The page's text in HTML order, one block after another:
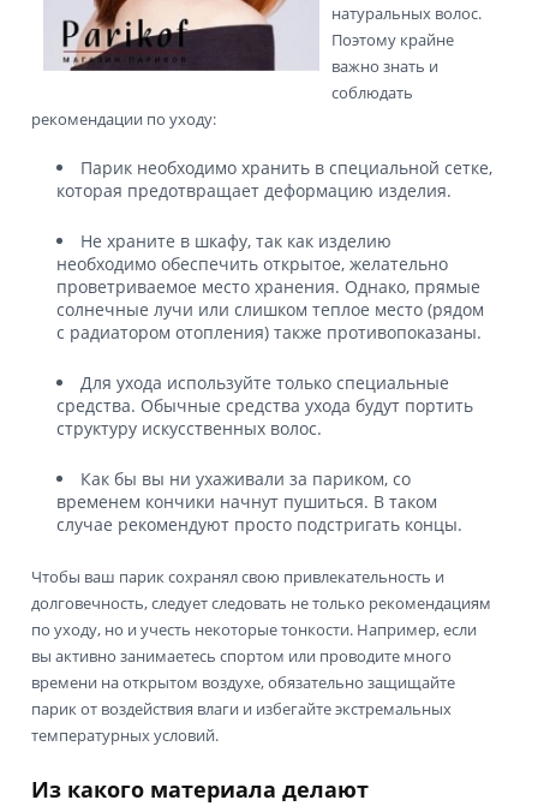
натуральных волос.
Поэтому крайне
важно знать и
соблюдать
рекомендации по уходу:
Парик необходимо хранить в специальной сетке,
которая предотвращает деформацию изделия.
Не храните в шкафу, так как изделию
необходимо обеспечить открытое, желательно
проветриваемое место хранения. Однако, прямые
солнечные лучи или слишком теплое место (рядом
с радиатором отопления) также противопоказаны.
Для ухода используйте только специальные
средства. Обычные средства ухода будут портить
структуру искусственных волос.
Как бы вы ни ухаживали за париком, со
временем кончики начнут пушиться. В таком
случае рекомендуют просто подстригать концы.
Чтобы ваш парик сохранял свою привлекательность и
долговечность, следует следовать не только рекомендациям
по уходу, но и учесть некоторые тонкости. Например, если
вы активно занимаетесь спортом или проводите много
времени на открытом воздухе, обязательно защищайте
парик от воздействия влаги и избегайте экстремальных
температурных условий.
Из какого материала делают